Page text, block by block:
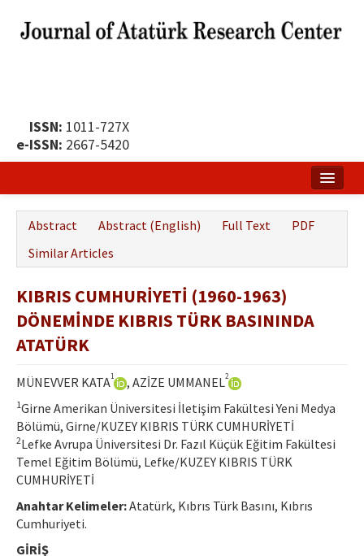
ISSN: 1011-727X
e-ISSN: 2667-5420
Publication Policy
Boards of the Journal
Publication Principles
Author's Guide
Refereeing Guide
Contact Us
Abstract Abstract (English) Full Text
PDF
Similar Articles
KIBRIS CUMHURİYETİ (1960-1963)
DÖNEMİNDE KIBRIS TÜRK BASININDA
ATATÜRK
MÜNEVVER KATA1 , AZİZE UMMANEL2
1Girne Amerikan Üniversitesi İletişim Fakültesi Yeni Medya
Bölümü, Girne/KUZEY KIBRIS TÜRK CUMHURİYETİ
2Lefke Avrupa Üniversitesi Dr. Fazıl Küçük Eğitim Fakültesi
Temel Eğitim Bölümü, Lefke/KUZEY KIBRIS TÜRK
CUMHURİYETİ
Anahtar Kelimeler:Atatürk, Kıbrıs Türk Basını, Kıbrıs
Cumhuriyeti.
GİRİŞ